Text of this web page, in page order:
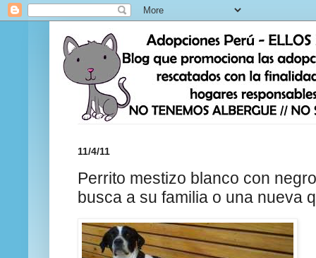
11/4/11
Perrito mestizo blanco con
busca a su familia o una nueva